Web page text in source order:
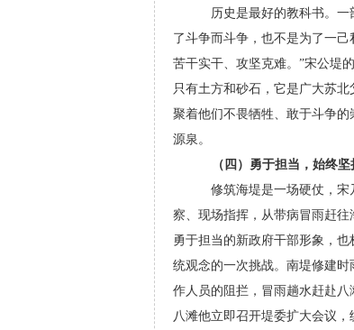
历史是最好的教科书。
了斗争而斗争，也不是为了一
苦干实干、攻坚克难。”宋公堤
只有土方和砂石，它是广大苏
聚着他们不畏牺牲、敢于斗争
源泉。
（四）勇于担当，始终
修筑海堤是一场硬仗，
察、现场指挥，从带病冒雨赶往
勇于担当的新政府干部形象，
统观念的一次挑战。南堤修建
作人员的阻拦，冒雨趟水赶赴
八滩他立即召开堤委扩大会议